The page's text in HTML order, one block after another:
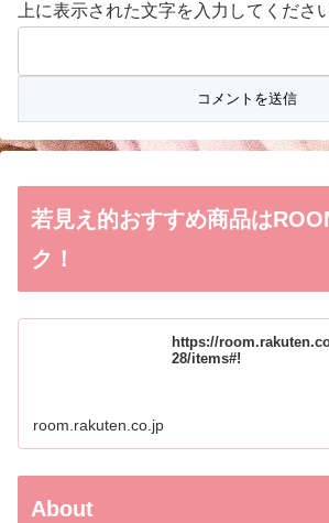
上に表示された文字を入力してくださ
若見え的おすすめ商品は
ク！
https://
28/items#!
room.rakuten.co.jp
About